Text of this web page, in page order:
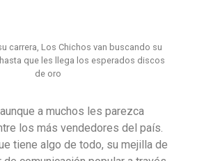
carrera, Los Chichos van buscando su
que les llega los esperados discos
de oro
a muchos les parezca
los más vendedores del país.
tiene algo de todo, su mejilla de